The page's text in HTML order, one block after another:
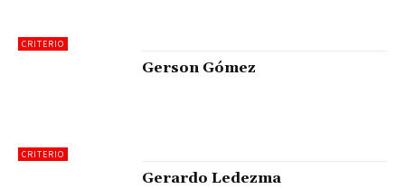
CRITERIO
CRITERIO
Gerson Gómez
Gerardo Ledezma